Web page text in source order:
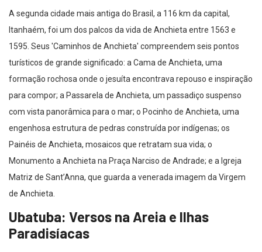
A segunda cidade mais antiga do Brasil, a 116 km da capital,
Itanhaém, foi um dos palcos da vida de Anchieta entre 1563 e
1595. Seus 'Caminhos de Anchieta' compreendem seis pontos
turísticos de grande significado: a Cama de Anchieta, uma
formação rochosa onde o jesuíta encontrava repouso e inspiração
para compor; a Passarela de Anchieta, um passadiço suspenso
com vista panorâmica para o mar; o Pocinho de Anchieta, uma
engenhosa estrutura de pedras construída por indígenas; os
Painéis de Anchieta, mosaicos que retratam sua vida; o
Monumento a Anchieta na Praça Narciso de Andrade; e a Igreja
Matriz de Sant’Anna, que guarda a venerada imagem da Virgem
de Anchieta.
Ubatuba: Versos na Areia e Ilhas
Paradisíacas